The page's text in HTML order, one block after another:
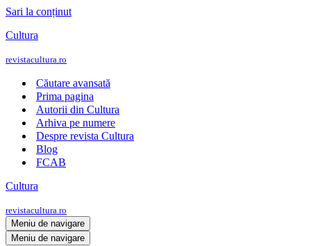
Sari la conținut
Cultura
revistacultura.ro
Căutare avansată
Prima pagina
Autorii din Cultura
Arhiva pe numere
Despre revista Cultura
Blog
FCAB
Cultura
revistacultura.ro
Meniu de navigare
Meniu de navigare